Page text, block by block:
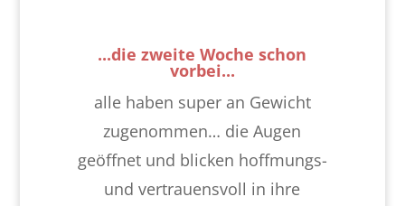
...die zweite Woche schon
vorbei...
alle haben super an Gewicht
zugenommen… die Augen
geöffnet und blicken hoffmungs-
und vertrauensvoll in ihre